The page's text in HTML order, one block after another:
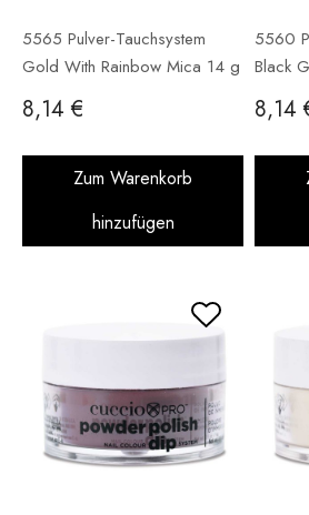
5565 Pulver-Tauchsystem
Gold With Rainbow Mica 14 g
8,14 €
Zum Warenkorb
hinzufügen
5560
Black
8,14